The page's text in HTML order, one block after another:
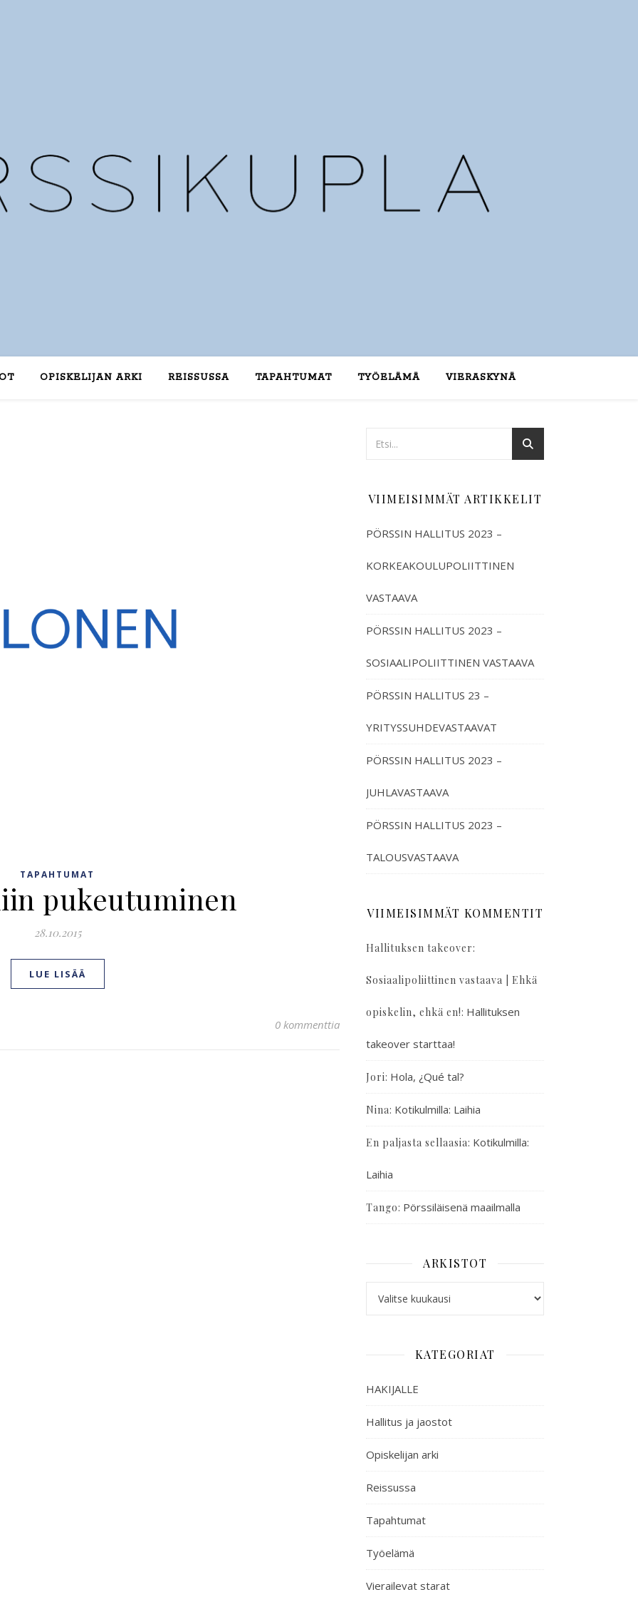
OPISKELIJAN ARKI REISSUSSA TAPAHTUMAT TYÖELÄMÄ VIERASKYNÄ
TAPAHTUMAT
pukeutuminen
28.10.2015
LUE LISÄÄ
0 kommenttia
VIIMEISIMMÄT ARTIKKELIT
PÖRSSIN HALLITUS 2023 –
KORKEAKOULUPOLIITTINEN
VASTAAVA
PÖRSSIN HALLITUS 2023 –
SOSIAALIPOLIITTINEN VASTAAVA
PÖRSSIN HALLITUS 23 –
YRITYSSUHDEVASTAAVAT
PÖRSSIN HALLITUS 2023 –
JUHLAVASTAAVA
PÖRSSIN HALLITUS 2023 –
TALOUSVASTAAVA
VIIMEISIMMÄT KOMMENTIT
Hallituksen takeover:
Sosiaalipoliittinen vastaava | Ehkä
opiskelin, ehkä en!: Hallituksen
takeover starttaa!
Jori: Hola, ¿Qué tal?
Nina: Kotikulmilla: Laihia
En paljasta sellaasia: Kotikulmilla:
Laihia
Tango: Pörssiläisenä maailmalla
ARKISTOT
KATEGORIAT
HAKIJALLE
Hallitus ja jaostot
Opiskelijan arki
Reissussa
Tapahtumat
Työelämä
Vierailevat starat